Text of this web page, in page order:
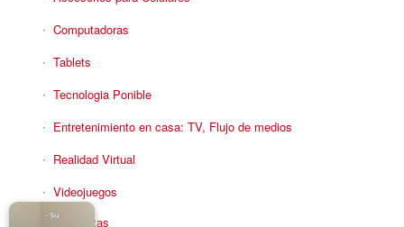
Computadoras
Tablets
Tecnologia Ponible
Entretenimiento en casa: TV, Flujo de medios
Realidad Virtual
Videojuegos
Reciba Ofertas